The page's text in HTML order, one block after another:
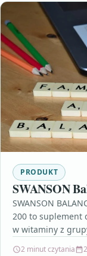
PRODUKT
SWANSON
SWANSON
200 to suplement
w witaminy z
2 minut czytania